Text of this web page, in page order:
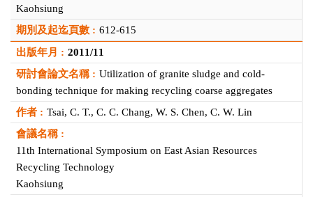
Kaohsiung
612-615
2011/11
Utilization of granite sludge and cold-
bonding technique for making recycling coarse aggregates
Tsai, C. T., C. C. Chang, W. S. Chen, C. W. Lin
11th International Symposium on East Asian Resources
Recycling Technology
Kaohsiung